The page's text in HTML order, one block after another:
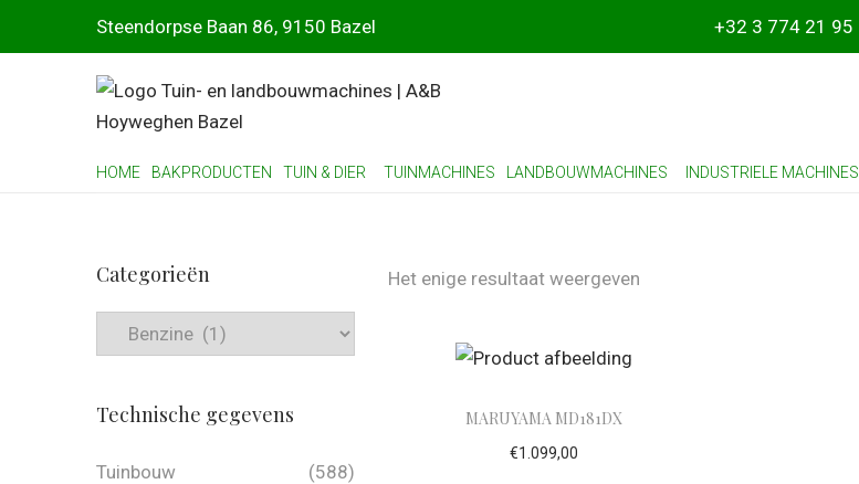
Steendorpse Baan 86, 9150 Bazel +32 3 774 21 95
HOME BAKPRODUCTEN TUIN & DIER TUINMACHINES LANDBOUWMACHINES INDUSTRIELE MACHINES
Het enige resultaat weergeven
MARUYAMA MD181DX
€1.099,00
Categorieën
Technische gegevens
Tuinbouw
(588)